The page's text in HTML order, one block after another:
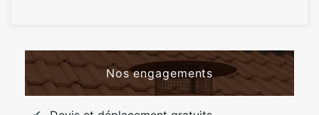
Nos engagements